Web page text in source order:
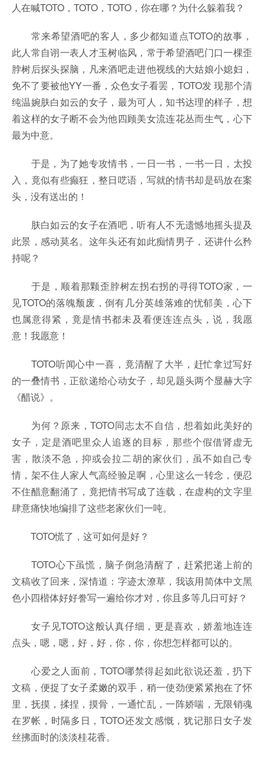
人在喊TOTO，TOTO，TOTO，你在哪？为什么躲着我？
常来希望酒吧的客人，多少都知道点TOTO的故事，
此人常自诩一表人才玉树临风，常于希望酒吧门口一棵歪
脖树后探头探脑，凡来酒吧走进他视线的大姑娘小媳妇，
免不了要被他YY一番，众色女子看罢，TOTO发 现那个清
纯温婉肤白如云的女子，最为可人，知书达理的样子，想
着这样的女子断不会为他四顾美女流连花丛而生气，心下
最为中意。
于是，为了她专攻情书，一日一书，一书一日，太投
入，竟似有些癫狂，整日呓语，写就的情书却是码放在案
头，没有送出的！
肤白如云的女子在酒吧，听有人不无遗憾地摇头提及
此景，感动莫名。这年头还有如此痴情男子，还讲什么矜
持呢？
于是，顺着那颗歪脖树左拐右拐的寻得TOTO家，一
见TOTO的落魄颓废，倒有几分英雄落难的忧郁美，心下
也属意得紧，竟是情书都未及看便连连点头，说，我愿
意！我愿意！
TOTO听闻心中一喜，竟清醒了大半，赶忙拿过写好
的一叠情书，正欲递给心动女子，却见题头两个显赫大字
《醋说》。
为何？原来，TOTO同志太不自信，想着如此美好的
女子，定是酒吧里众人追逐的目标，那些个假借肾虚无
害，散淡不急，抑或会拉二胡的家伙们，虽不如自己专
情，架不住人家人气高经验足啊，心里这么一转念，便忍
不住醋意翻涌了，竟把情书写成了连载，在虚构的文字里
肆意痛快地编排了这些老家伙们一吨。
TOTO慌了，这可如何是好？
TOTO心下虽慌，脑子倒急清醒了，赶紧把递上前的
文稿收了回来，深情道：字迹太潦草，我该用简体中文黑
色小四楷体好好誊写一遍给你才对，你且多等几日可好？
女子见TOTO这般认真仔细，更是喜欢，娇羞地连连
点头，嗯，嗯，好，好，你，你，你想怎样都可以的。
心爱之人面前，TOTO哪禁得起如此欲说还羞，扔下
文稿，便捉了女子柔嫩的双手，稍一使劲便紧紧抱在了怀
里，抚摸，揉捏，摸骨，一通忙乱，一阵娇喘，无限销魂
在罗帐，时隔多日，TOTO还发文感慨，犹记那日女子发
丝拂面时的淡淡桂花香。